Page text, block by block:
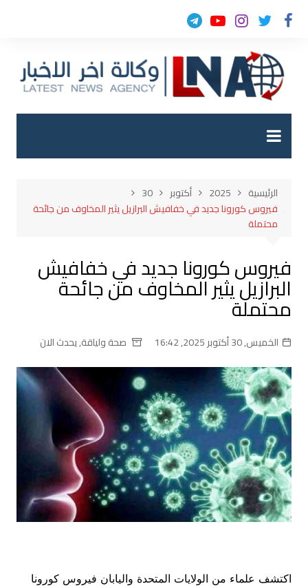
التجاوز
الرئيسية 2025 أكتوبر
30
فيروس كورونا جديد في خفافيش البرازيل يثير المخاوف من جائحة
محتملة
فيروس كورونا جديد في خفافيش
البرازيل يثير المخاوف من جائحة
محتملة
الخميس, 30 أكتوبر 2025, 16:42 صحة ولياقة,يحدث الان
اكتشف علماء من الولايات المتحدة واليابان فيروس كورونا